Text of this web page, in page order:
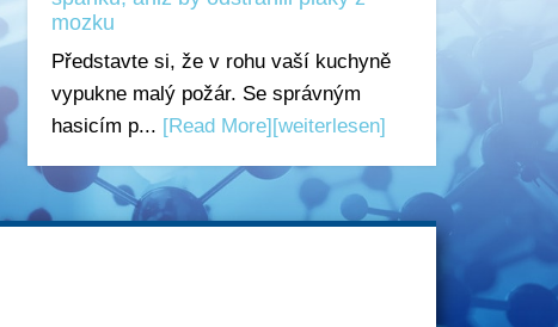
mozku
Představte si, že v rohu vaší kuchyně
vypukne malý požár. Se správným
hasicím p... [Read More][weiterlesen]